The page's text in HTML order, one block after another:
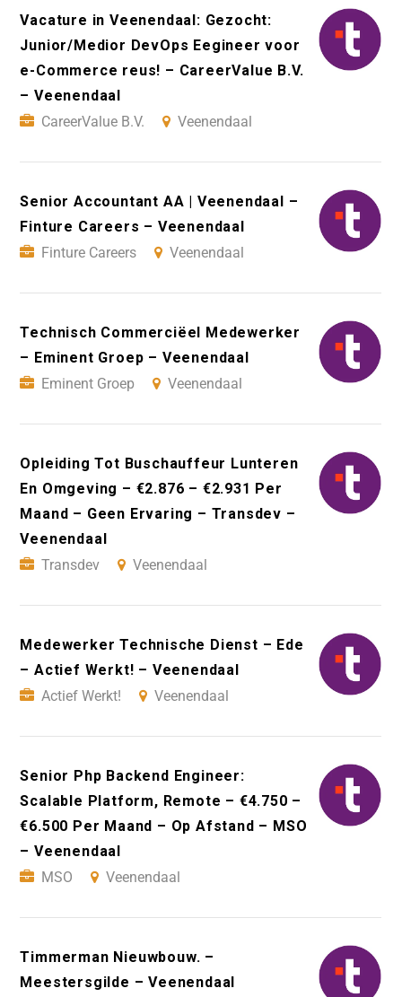
Vacature in Veenendaal: Gezocht:
Junior/Medior DevOps Eegineer voor
e-Commerce reus! – CareerValue B.V.
– Veenendaal
CareerValue B.V.
Veenendaal
Senior Accountant AA | Veenendaal –
Finture Careers – Veenendaal
Finture Careers
Veenendaal
Technisch Commerciëel Medewerker
– Eminent Groep – Veenendaal
Eminent Groep
Veenendaal
Opleiding Tot Buschauffeur Lunteren
En Omgeving – €2.876 – €2.931 Per
Maand – Geen Ervaring – Transdev –
Veenendaal
Transdev
Veenendaal
Medewerker Technische Dienst – Ede
– Actief Werkt! – Veenendaal
Actief Werkt!
Veenendaal
Senior Php Backend Engineer:
Scalable Platform, Remote – €4.750 –
€6.500 Per Maand – Op Afstand – MSO
– Veenendaal
MSO
Veenendaal
Timmerman Nieuwbouw. –
Meestersgilde – Veenendaal